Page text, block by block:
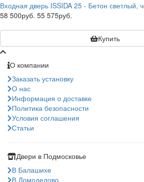
Входная дверь ISSIDA 25 - Бетон светлый,
58 500руб. 55 575руб.
Купить
О компании
Заказать установку
О нас
Информация о доставке
Политика безопасности
Условия соглашения
Статьи
Двери в Подмосковье
В Балашихе
В Домодедово